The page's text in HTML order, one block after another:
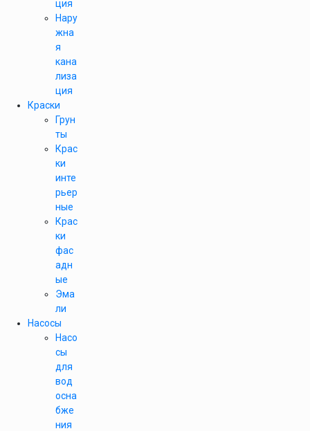
ция
Нару
жна
я
кана
лиза
ция
Краски
Грун
ты
Крас
ки
инте
рьер
ные
Крас
ки
фас
адн
ые
Эма
ли
Насосы
Насо
сы
для
вод
осна
бже
ния